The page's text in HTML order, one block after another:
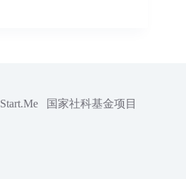
Start.Me 国家社科基金项目